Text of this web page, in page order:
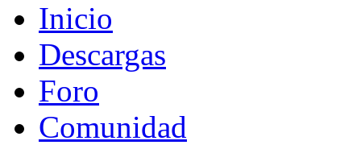
Inicio
Descargas
Foro
Comunidad